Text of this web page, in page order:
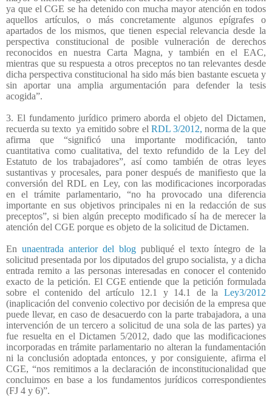
ya que el CGE se ha detenido con mucha mayor atención en todos
aquellos artículos, o más concretamente algunos epígrafes o
apartados de los mismos, que tienen especial relevancia desde la
perspectiva constitucional de posible vulneración de derechos
reconocidos en nuestra Carta Magna, y también en el EAC,
mientras que su respuesta a otros preceptos no tan relevantes desde
dicha perspectiva constitucional ha sido más bien bastante escueta y
sin aportar una amplia argumentación para defender la tesis
acogida”.
3. El fundamento jurídico primero aborda el objeto del Dictamen,
recuerda su texto ya emitido sobre el RDL 3/2012, norma de la que
afirma que “significó una importante modificación, tanto
cuantitativa como cualitativa, del texto refundido de la Ley del
Estatuto de los trabajadores”, así como también de otras leyes
sustantivas y procesales, para poner después de manifiesto que la
conversión del RDL en Ley, con las modificaciones incorporadas
en el trámite parlamentario, “no ha provocado una diferencia
importante en sus objetivos principales ni en la redacción de sus
preceptos”, si bien algún precepto modificado sí ha de merecer la
atención del CGE porque es objeto de la solicitud de Dictamen.
En unaentrada anterior del blog publiqué el texto íntegro de la
solicitud presentada por los diputados del grupo socialista, y a dicha
entrada remito a las personas interesadas en conocer el contenido
exacto de la petición. El CGE entiende que la petición formulada
sobre el contenido del artículo 12.1 y 14.1 de la Ley3/2012
(inaplicación del convenio colectivo por decisión de la empresa que
puede llevar, en caso de desacuerdo con la parte trabajadora, a una
intervención de un tercero a solicitud de una sola de las partes) ya
fue resuelta en el Dictamen 5/2012, dado que las modificaciones
incorporadas en trámite parlamentario no alteran la fundamentación
ni la conclusión adoptada entonces, y por consiguiente, afirma el
CGE, “nos remitimos a la declaración de inconstitucionalidad que
concluimos en base a los fundamentos jurídicos correspondientes
(FJ 4 y 6)”.